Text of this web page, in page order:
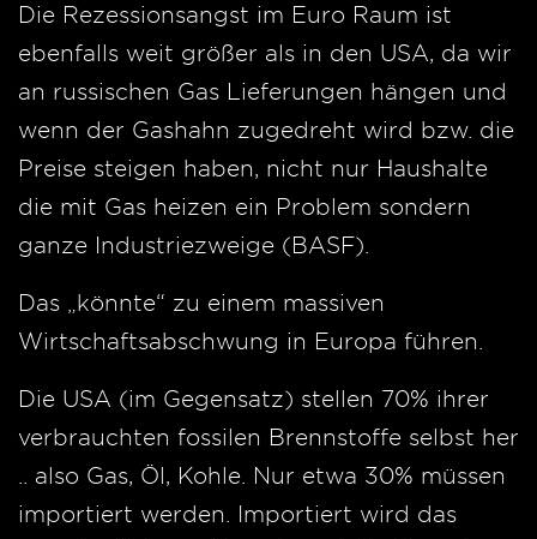
Die Rezessionsangst im Euro Raum ist
ebenfalls weit größer als in den USA, da wir
an russischen Gas Lieferungen hängen und
wenn der Gashahn zugedreht wird bzw. die
Preise steigen haben, nicht nur Haushalte
die mit Gas heizen ein Problem sondern
ganze Industriezweige (BASF).
Das „könnte“ zu einem massiven
Wirtschaftsabschwung in Europa führen.
Die USA (im Gegensatz) stellen 70% ihrer
verbrauchten fossilen Brennstoffe selbst her
.. also Gas, Öl, Kohle. Nur etwa 30% müssen
importiert werden. Importiert wird das